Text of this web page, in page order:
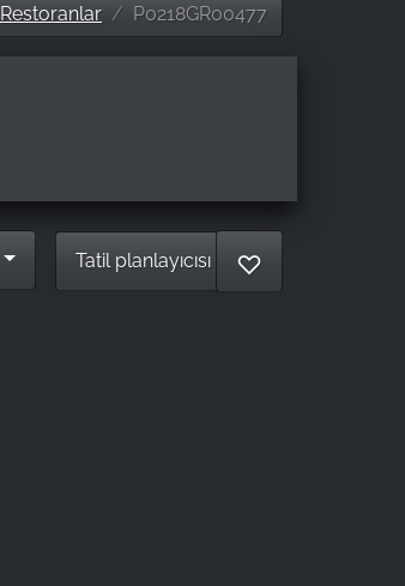
Restoranlar P0218GR00477
Tatil planlayıcısı ♡